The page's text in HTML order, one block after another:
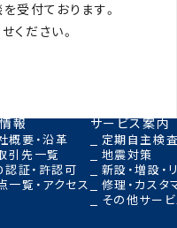
受付ております。
ください。
報
概要・沿革
引先一覧
認証・許認可
一覧・アクセス
サービス案内
定期自主検
地震対策
新設・増設・
修理・カスタ
その他サー